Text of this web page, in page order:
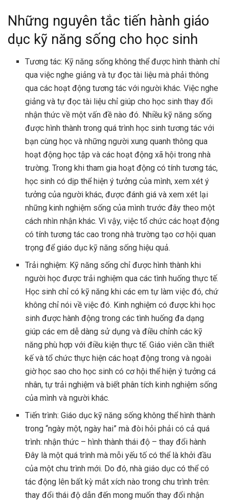
Những nguyên tắc tiến hành giáo
dục kỹ năng sống cho học sinh
Tương tác: Kỹ năng sống không thể được hình thành chỉ
qua việc nghe giảng và tự đọc tài liệu mà phải thông
qua các hoạt động tương tác với người khác. Việc nghe
giảng và tự đọc tài liệu chỉ giúp cho học sinh thay đổi
nhận thức về một vấn đề nào đó. Nhiều kỹ năng sống
được hình thành trong quá trình học sinh tương tác với
bạn cùng học và những người xung quanh thông qua
hoạt động học tập và các hoạt động xã hội trong nhà
trường. Trong khi tham gia hoạt động có tính tương tác,
học sinh có dịp thể hiện ý tưởng của mình, xem xét ý
tưởng của người khác, được đánh giá và xem xét lại
những kinh nghiệm sống của mình trước đây theo một
cách nhìn nhận khác. Vì vậy, việc tổ chức các hoạt động
có tính tương tác cao trong nhà trường tạo cơ hội quan
trọng để giáo dục kỹ năng sống hiệu quả.
Trải nghiệm: Kỹ năng sống chỉ được hình thành khi
người học được trải nghiệm qua các tình huống thực tế.
Học sinh chỉ có kỹ năng khi các em tự làm việc đó, chứ
không chỉ nói về việc đó. Kinh nghiệm có được khi học
sinh được hành động trong các tình huống đa dạng
giúp các em dễ dàng sử dụng và điều chỉnh các kỹ
năng phù hợp với điều kiện thực tế. Giáo viên cần thiết
kế và tổ chức thực hiện các hoạt động trong và ngoài
giờ học sao cho học sinh có cơ hội thể hiện ý tưởng cá
nhân, tự trải nghiệm và biết phân tích kinh nghiệm sống
của mình và người khác.
Tiến trình: Giáo dục kỹ năng sống không thể hình thành
trong “ngày một, ngày hai” mà đòi hỏi phải có cả quá
trình: nhận thức – hình thành thái độ – thay đổi hành
Đây là một quá trình mà mỗi yếu tố có thể là khởi đầu
của một chu trình mới. Do đó, nhà giáo dục có thể có
tác động lên bất kỳ mắt xích nào trong chu trình trên:
thay đổi thái độ dẫn đến mong muốn thay đổi nhận